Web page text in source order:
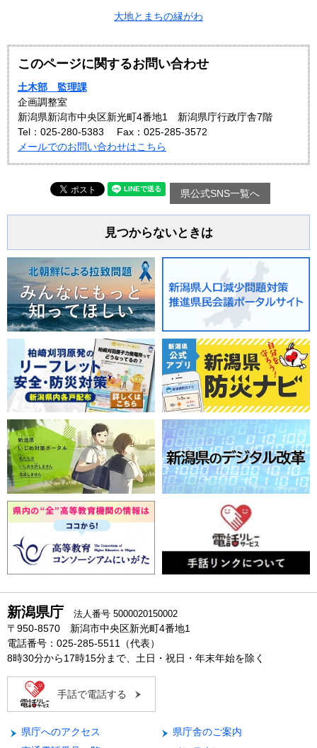
大地とまちの縁がわ
このページに関するお問い合わせ
土木部 監理課
企画調整室
新潟県新潟市中央区新光町4番地1 新潟県庁行政庁舎7階
Tel：025-280-5383
Fax：025-285-3572
メールでのお問い合わせはこちら
県公式SNS一覧へ
見つからないときは
新潟県庁 法人番号 5000020150002
〒950-8570 新潟市中央区新光町4番地1
電話番号：025-285-5511（代表）
8時30分から17時15分まで、土日・祝日・年末年始を除く
手話で電話する
県庁へのアクセス
県庁舎のご案内